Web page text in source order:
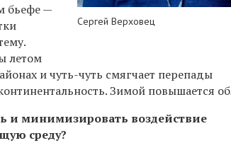
Сергей Верховец
бьефе —
летом
и чуть-чуть смягчает перепады
Зимой повышается
и минимизировать воздействие
среду?